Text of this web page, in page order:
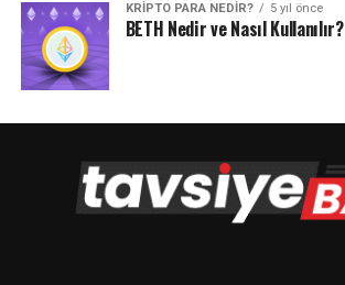
KRIPTO PARA NEDIR? 5 yıl önce
BETH Nedir ve Nasıl Kullanılır?